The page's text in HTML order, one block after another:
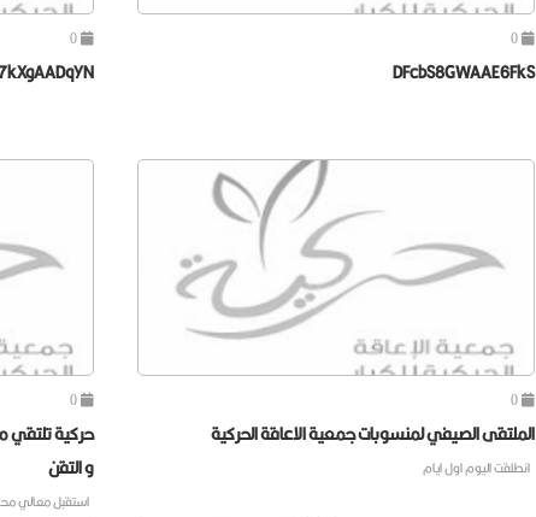
0
DFcbS8GWAAE6FkS
0
0
الملتقى الصيفي لمنسوبات جمعية الاعاقة الحركية
انطلقت اليوم اول ايام
0
حركية تلتقي
و التقن
استقبل معالي